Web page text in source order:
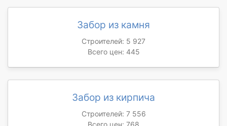
Забор из камня
Строителей: 5 927
Всего цен: 445
Забор из кирпича
Строителей: 7 556
Всего цен: 768